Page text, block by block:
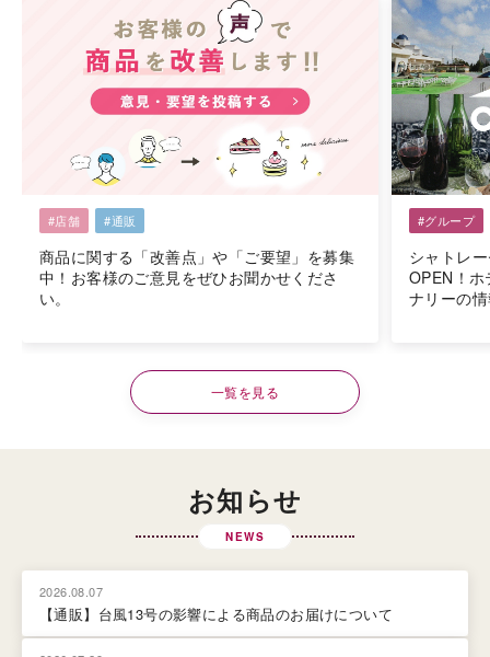
#店舗 #通販
商品に関する「改善点」や「ご要望」を募集
中！お客様のご意見をぜひお聞かせくださ
い。
#グループ
シャトレ
OPEN！
ナリーの
一覧を見る
お知らせ
NEWS
2026.08.07
【通販】台風13号の影響による商品のお届けについて